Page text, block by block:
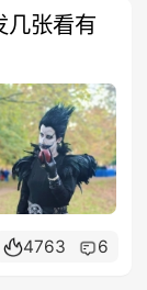
几张看有
4763 6